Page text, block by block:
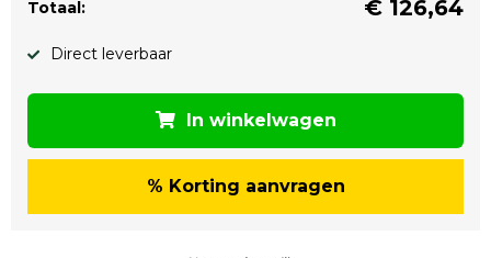
Totaal: € 126,64
Direct leverbaar
In winkelwagen
% Korting aanvragen